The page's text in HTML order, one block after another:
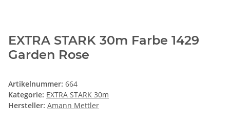
EXTRA STARK 30m Farbe 1429
Garden Rose
Artikelnummer: 664
Kategorie: EXTRA STARK 30m
Hersteller: Amann Mettler